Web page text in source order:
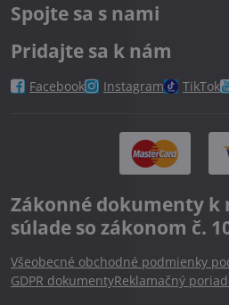
Spojte sa s nami
Pridajte sa k nám
Facebook Instagram TikTok
Zákonné dokumenty k
súlade so zákonom č.
Všeobecné obchodné podmienky
GDPR dokumentyReklamačný